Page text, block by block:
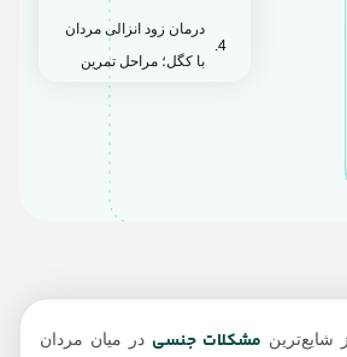
درمان زود انزالی مردان
با کگل؛ مراحل تمرین
مزایای تمرین آرام سازی
انواع تمرینات کگل برای
مشکلات جنسیدر میان مردان